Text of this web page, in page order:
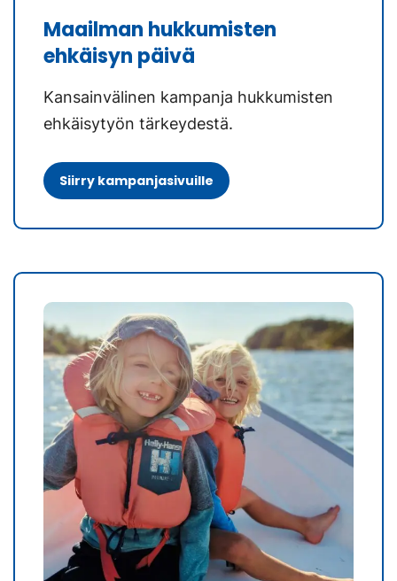
Maailman hukkumisten
ehkäisyn päivä
Kansainvälinen kampanja hukkumisten
ehkäisytyön tärkeydestä.
Siirry kampanjasivuille